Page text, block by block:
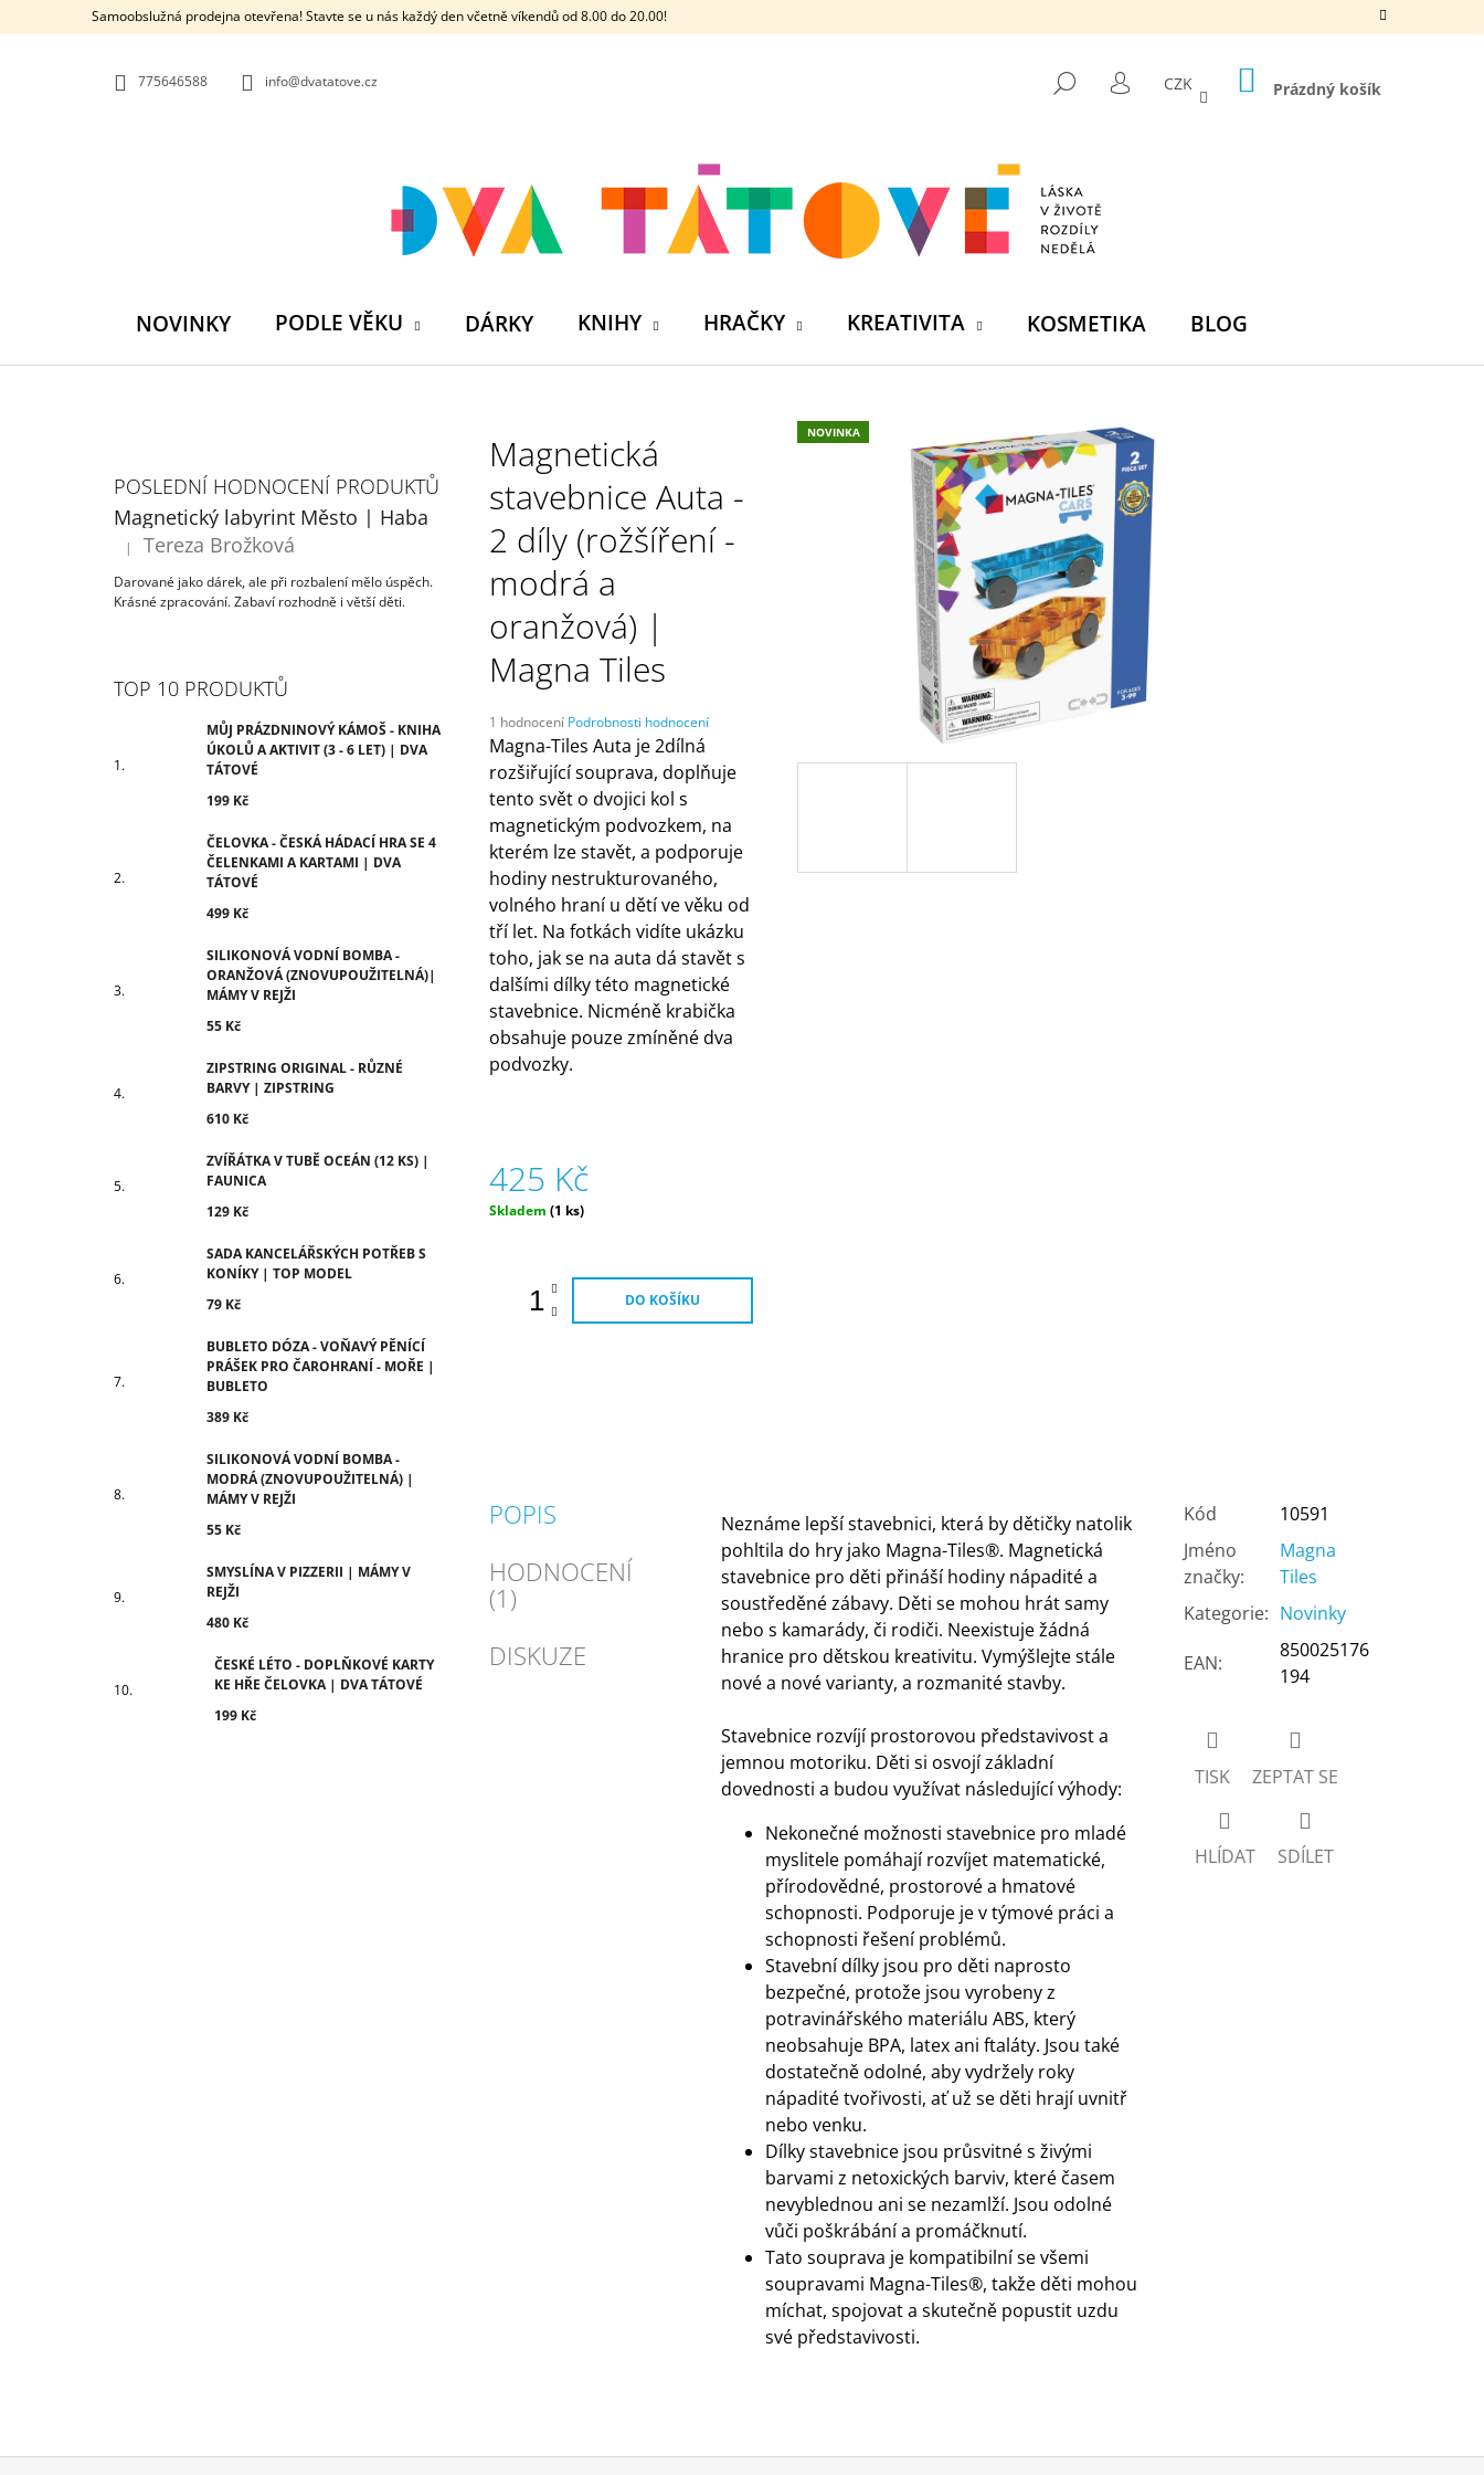
Samoobslužná prodejna otevřena! Stavte se u nás každý den včetně víkendů od 8.00 do 20.00!
775646588 info@dvatatove.cz HLEDAT
PŘIHLÁŠENÍ
CZK NÁKUPNÍ
KOŠÍK
Prázdný košík
NOVINKY PODLE VĚKU DÁRKY KNIHY HRAČKY KREATIVITA KOSMETIKA BLOG
POSLEDNÍ HODNOCENÍ PRODUKTŮ
Magnetický labyrint Město | Haba
Hodnocení produktu je 5 z 5 hvězdiček.
| Tereza Brožková
Darované jako dárek, ale při rozbalení mělo úspěch.
Krásné zpracování. Zabaví rozhodně i větší děti.
TOP 10 PRODUKTŮ
MŮJ PRÁZDNINOVÝ KÁMOŠ - KNIHA
ÚKOLŮ A AKTIVIT (3 - 6 LET) | DVA
TÁTOVÉ
199 Kč
ČELOVKA - ČESKÁ HÁDACÍ HRA SE 4
ČELENKAMI A KARTAMI | DVA
TÁTOVÉ
499 Kč
SILIKONOVÁ VODNÍ BOMBA -
ORANŽOVÁ (ZNOVUPOUŽITELNÁ)|
MÁMY V REJŽI
55 Kč
ZIPSTRING ORIGINAL - RŮZNÉ
BARVY | ZIPSTRING
610 Kč
ZVÍŘÁTKA V TUBĚ OCEÁN (12 KS) |
FAUNICA
129 Kč
SADA KANCELÁŘSKÝCH POTŘEB S
KONÍKY | TOP MODEL
79 Kč
BUBLETO DÓZA - VOŇAVÝ PĚNÍCÍ
PRÁŠEK PRO ČAROHRANÍ - MOŘE |
BUBLETO
389 Kč
SILIKONOVÁ VODNÍ BOMBA -
MODRÁ (ZNOVUPOUŽITELNÁ) |
MÁMY V REJŽI
55 Kč
SMYSLÍNA V PIZZERII | MÁMY V
REJŽI
480 Kč
ČESKÉ LÉTO - DOPLŇKOVÉ KARTY
KE HŘE ČELOVKA | DVA TÁTOVÉ
199 Kč
Magnetická
stavebnice Auta -
2 díly (rožšíření -
modrá a
oranžová) |
Magna Tiles
Průměrné
hodnocení
produktu
je
5,0
z
5
hvězdiček.
1 hodnocení Podrobnosti hodnocení
NOVINKA
Magna-Tiles Auta je 2dílná
rozšiřující souprava, doplňuje
tento svět o dvojici kol s
magnetickým podvozkem, na
kterém lze stavět, a podporuje
hodiny nestrukturovaného,
volného hraní u dětí ve věku od
tří let. Na fotkách vidíte ukázku
toho, jak se na auta dá stavět s
dalšími dílky této magnetické
stavebnice. Nicméně krabička
obsahuje pouze zmíněné dva
podvozky.
425 Kč
Měrná
Skladem (1 ks)
DO KOŠÍKU
POPIS
HODNOCENÍ
(1)
DISKUZE
Neznáme lepší stavebnici, která by dětičky natolik
pohltila do hry jako Magna-Tiles®. Magnetická
stavebnice pro děti přináší hodiny nápadité a
soustředěné zábavy. Děti se mohou hrát samy
nebo s kamarády, či rodiči. Neexistuje žádná
hranice pro dětskou kreativitu. Vymýšlejte stále
nové a nové varianty, a rozmanité stavby.
Stavebnice rozvíjí prostorovou představivost a
jemnou motoriku. Děti si osvojí základní
dovednosti a budou využívat následující výhody:
Nekonečné možnosti stavebnice pro mladé
myslitele pomáhají rozvíjet matematické,
přírodovědné, prostorové a hmatové
schopnosti. Podporuje je v týmové práci a
schopnosti řešení problémů.
Stavební dílky jsou pro děti naprosto
bezpečné, protože jsou vyrobeny z
potravinářského materiálu ABS, který
neobsahuje BPA, latex ani ftaláty. Jsou také
dostatečně odolné, aby vydržely roky
nápadité tvořivosti, ať už se děti hrají uvnitř
nebo venku.
Dílky stavebnice jsou průsvitné s živými
barvami z netoxických barviv, které časem
nevyblednou ani se nezamlží. Jsou odolné
vůči poškrábání a promáčknutí.
Tato souprava je kompatibilní se všemi
soupravami Magna-Tiles®, takže děti mohou
míchat, spojovat a skutečně popustit uzdu
své představivosti.
Kód
10591
Jméno
značky:
Magna
Tiles
Kategorie: Novinky
EAN:
850025176
194
TISK ZEPTAT SE
HLÍDAT SDÍLET
O
HLEDAT
MŮJ PRÁZDNINOVÝ KÁMOŠ - KNIHA
ÚKOLŮ A AKTIVIT (3 - 6 LET) | DVA
TÁTOVÉ
199 Kč
ČELOVKA - ČESKÁ HÁDACÍ HRA SE 4
ČELENKAMI A KARTAMI | DVA TÁTOVÉ
499 Kč
SILIKONOVÁ VODNÍ BOMBA -
ORANŽOVÁ (ZNOVUPOUŽITELNÁ)|
MÁMY V REJŽI